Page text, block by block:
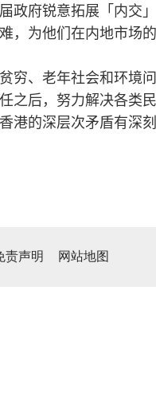
政府锐意拓展「内交
，为他们在内地市场
穷、老年社会和环境
之后，努力解决各类
港的深层次矛盾有深
责声明 网站地图